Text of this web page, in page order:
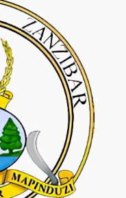
wakati wa kilele cha
ya Pili ya Wiki ya
Makaazi, yaliyofanyika
na Mwenyekiti wa
Mapinduzi
Ali Mwinyi
leo, tarehe 24 Juni
na ujumbe wa
Absa Tanzania
wa
na Mwenyekiti wa
Mapinduzi
Ali Mwinyi
leo, tarehe 22 Juni